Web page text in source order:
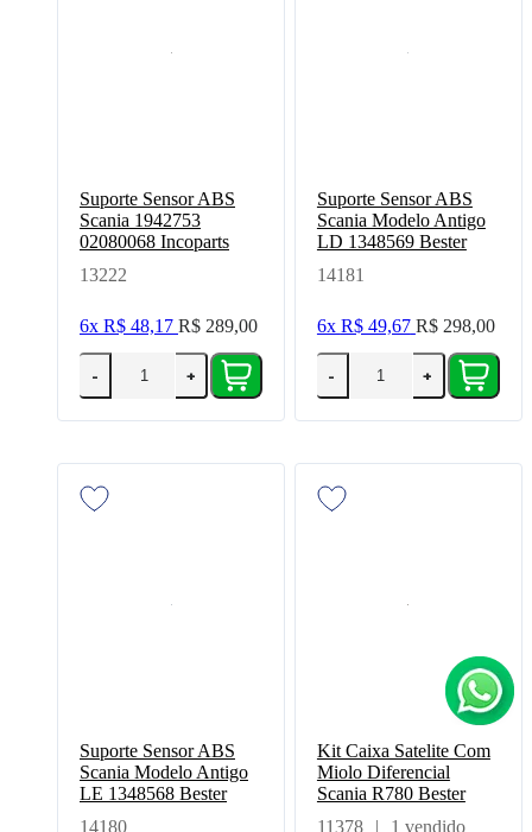
Suporte Sensor ABS
Scania 1942753
02080068 Incoparts
13222
6x R$ 48,17 R$ 289,00
- +
Suporte Sensor ABS
Scania Modelo Antigo
LD 1348569 Bester
14181
6x R$ 49,67 R$ 298,00
- +
Suporte Sensor ABS
Scania Modelo Antigo
LE 1348568 Bester
14180
Kit Caixa Satelite Com
Miolo Diferencial
Scania R780 Bester
11378
| 1 vendido